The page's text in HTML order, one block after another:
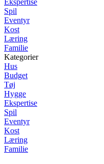
Ekspertise
Spil
Eventyr
Kost
Læring
Familie
Kategorier
Hus
Budget
Tøj
Hygge
Ekspertise
Spil
Eventyr
Kost
Læring
Familie